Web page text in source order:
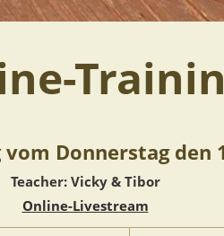
Donnerstag den
Teacher: Vicky & Tibor
Online-Livestream